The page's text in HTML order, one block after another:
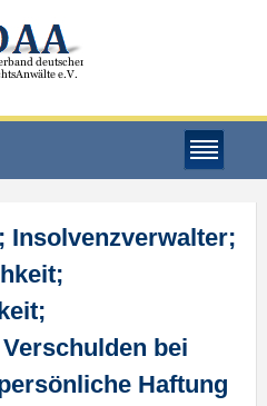
Insolvenzverwalter;
bei
Haftung